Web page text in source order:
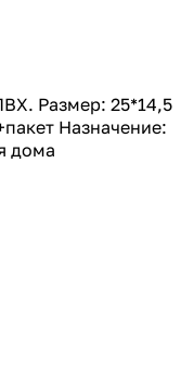
Размер: 25*14,5
Назначение:
дома